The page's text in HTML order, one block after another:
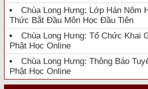
Chùa Long Hưng: Lớp Hán Nôm
Thức Bắt Đầu Môn Học Đầu Tiên
Chùa Long Hưng: Tổ Chức Khai
Phật Học Online
Chùa Long Hưng: Thông Báo
Phật Học Online